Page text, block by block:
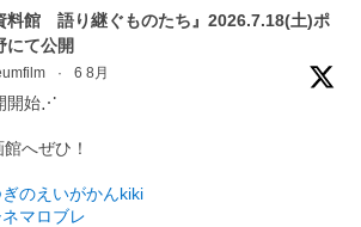
料館 語り継ぐものたち』2026.7.18(土)ポ
にて公開
· 6 8月
開始⋰
へぜひ！
のえいがかんkiki
マロブレ